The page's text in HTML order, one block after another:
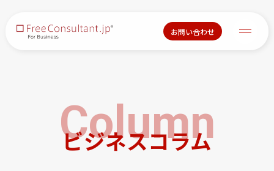
お問い合わせ
ビジネスコラム
Column